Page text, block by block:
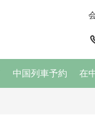
中国列車予約 在